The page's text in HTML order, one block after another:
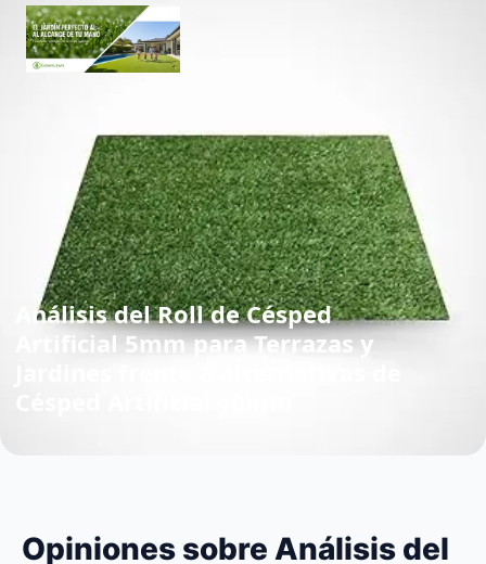
Análisis del Roll de Césped
Artificial 5mm para Terrazas y
Opiniones sobre Análisis del